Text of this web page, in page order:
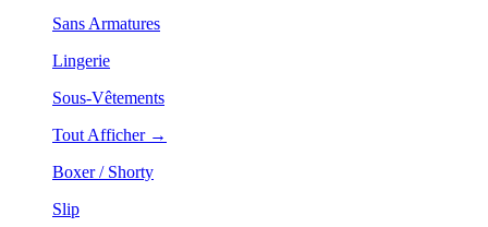
Sans Armatures
Lingerie
Sous-Vêtements
Tout Afficher →
Boxer / Shorty
Slip